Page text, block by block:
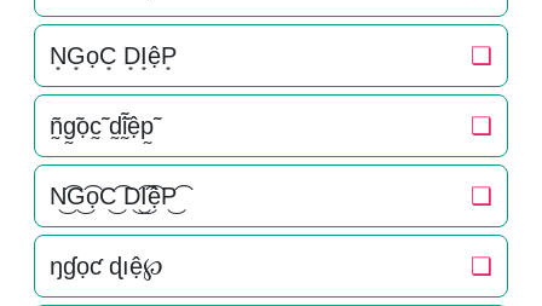
N͙G͙ọC͙ D͙I͙ệP͙ ❏
ñ̰g̰̃ọc̰̃ d̰̃ḭ̃ệp̰̃ ❏
N͜͡G͜͡ọC͜͡ D͜͡I͜͡ệP͜͡ ❏
ŋɠọƈ ɖıệ℘ ❏